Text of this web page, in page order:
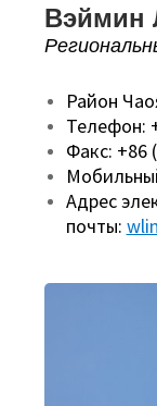
Вэймин
Район
Телефон:
Факс: +86
Адрес
почты: